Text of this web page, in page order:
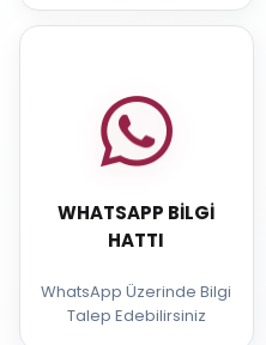
WHATSAPP BILGI
HATTI
WhatsApp Üzerinde Bilgi
Talep Edebilirsiniz